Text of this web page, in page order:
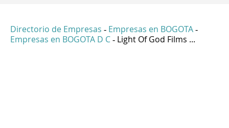
Directorio de Empresas - Empresas en BOGOTA -
Empresas en BOGOTA D C - Light Of God Films ...